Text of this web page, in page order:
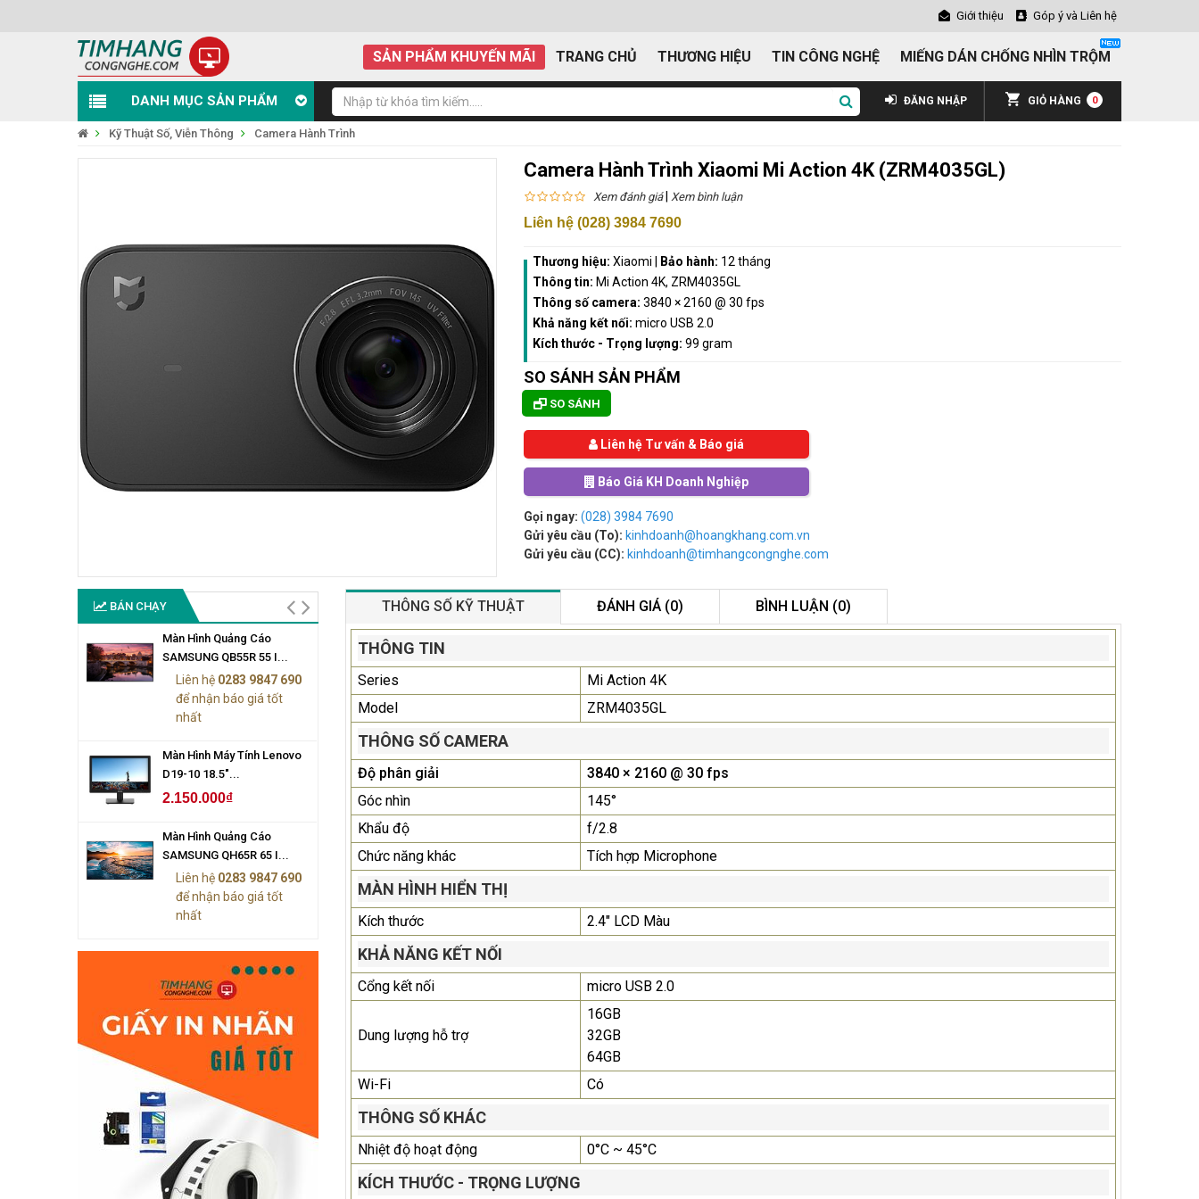
Giới thiệu Góp ý và Liên hệ
SẢN PHẨM KHUYẾN MÃI TRANG CHỦ THƯƠNG HIỆU TIN CÔNG NGHỆ MIẾNG DÁN CHỐNG NHÌN TRỘM
DANH MỤC SẢN PHẨM GIỎ HÀNG 0
ĐĂNG NHẬP
Kỹ Thuật Số, Viễn Thông Camera Hành Trình
Camera Hành Trình Xiaomi Mi Action 4K (ZRM4035GL)
Xem đánh giá| Xem bình luận
Liên hệ (028) 3984 7690
Thương hiệu: Xiaomi Bảo hành: 12 tháng
Thông tin: Mi Action 4K, ZRM4035GL
Thông số camera: 3840 × 2160 @ 30 fps
Khả năng kết nối: micro USB 2.0
Kích thước - Trọng lượng: 99 gram
SO SÁNH SẢN PHẨM
SO SÁNH
Liên hệ Tư vấn & Báo giá
Báo Giá KH Doanh Nghiệp
Gọi ngay: (028) 3984 7690
Gửi yêu cầu (To): kinhdoanh@hoangkhang.com.vn
Gửi yêu cầu (CC): kinhdoanh@timhangcongnghe.com
BÁN CHẠY
Màn Hình Quảng Cáo
SAMSUNG QB55R 55 I...
Liên hệ 0283 9847 690
để nhận báo giá tốt
nhất
Màn Hình Máy Tính Lenovo
D19-10 18.5"...
2.150.000₫
Màn Hình Quảng Cáo
SAMSUNG QH65R 65 I...
Liên hệ 0283 9847 690
để nhận báo giá tốt
nhất
Liên hệ
để nhận báo giá tốt
nhất
D19-10 18.5"...
SAMSUNG QH65R 65 I...
nhất
THÔNG SỐ KỸ THUẬT ĐÁNH GIÁ (0) BÌNH LUẬN (0)
THÔNG TIN
Series
Mi Action 4K
Model
ZRM4035GL
THÔNG SỐ CAMERA
Độ phân giải
3840 × 2160 @ 30 fps
Góc nhìn
145°
Khẩu độ
f/2.8
Chức năng khác
Tích hợp Microphone
MÀN HÌNH HIỂN THỊ
Kích thước 2.4" LCD Màu
KHẢ NĂNG KẾT NỐI
Cổng kết nối micro USB 2.0
Dung lượng hỗ trợ
16GB
32GB
64GB
Wi-Fi
Có
THÔNG SỐ KHÁC
Nhiệt độ hoạt động 0°C ~ 45°C
KÍCH THƯỚC - TRỌNG LƯỢNG